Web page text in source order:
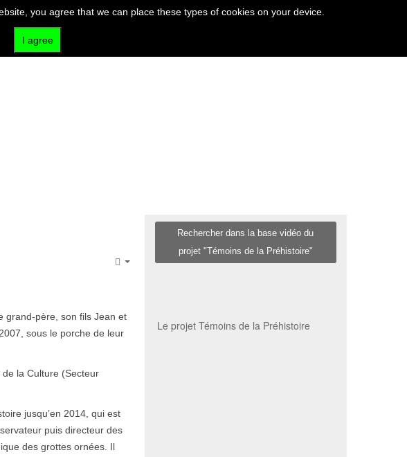
grand-père, son fils Jean et
sous le porche de leur
la Culture (Secteur
jusqu’en 2014, qui est
puis directeur des
des grottes ornées. Il
Rechercher dans la base vidéo du
projet "Témoins de la Préhistoire"
Le projet Témoins de la Préhistoire
you agree that we can place these types of cookies on your device.
I agree